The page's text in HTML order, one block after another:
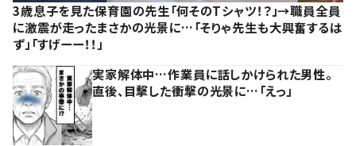
3歳息子を見た保育園の先生「何そのTシャツ！？」→職員全員
に激震が走ったまさかの光景に…「そりゃ先生も大興奮するは
ず」「すげーー！！」
実家解体中…作業員に話しかけられた男性。
直後、目撃した衝撃の光景に…「えっ」